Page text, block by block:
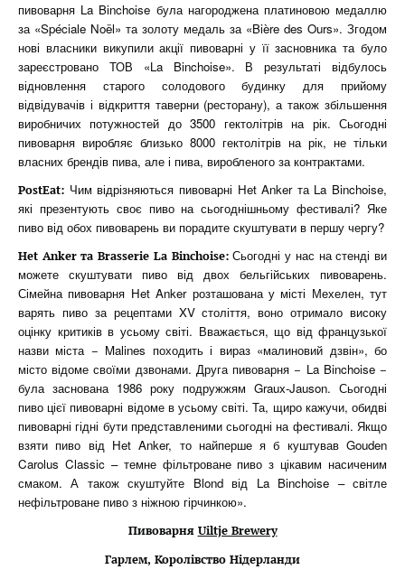
пивоварня La Binchoise була нагороджена платиновою медаллю
за «Spéciale Noël» та золоту медаль за «Bière des Ours». Згодом
нові власники викупили акції пивоварні у її засновника та було
зареєстровано ТОВ «La Binchoise». В результаті відбулось
відновлення старого солодового будинку для прийому
відвідувачів і відкриття таверни (ресторану), а також збільшення
виробничих потужностей до 3500 гектолітрів на рік. Сьогодні
пивоварня виробляє близько 8000 гектолітрів на рік, не тільки
власних брендів пива, але і пива, виробленого за контрактами.
PostEat: Чим відрізняються пивоварні Het Anker та La Binchoise,
які презентують своє пиво на сьогоднішньому фестивалі? Яке
пиво від обох пивоварень ви порадите скуштувати в першу чергу?
Het Anker та Brasserie La Binchoise:Сьогодні у нас на стенді ви
можете скуштувати пиво від двох бельгійських пивоварень.
Сімейна пивоварня Het Anker розташована у місті Мехелен, тут
варять пиво за рецептами XV століття, воно отримало високу
оцінку критиків в усьому світі. Вважається, що від французької
назви міста − Malines походить і вираз «малиновий дзвін», бо
місто відоме своїми дзвонами. Друга пивоварня − La Binchoise −
була заснована 1986 року подружжям Graux-Jauson. Сьогодні
пиво цієї пивоварні відоме в усьому світі. Та, щиро кажучи, обидві
пивоварні гідні бути представленими сьогодні на фестивалі. Якщо
взяти пиво від Het Anker, то найперше я б куштував Gouden
Carolus Classic – темне фільтроване пиво з цікавим насиченим
смаком. А також скуштуйте Blond від La Binchoise – світле
нефільтроване пиво з ніжною гірчинкою».
Пивоварня Uiltje Brewery
Гарлем, Королівство Нідерланди